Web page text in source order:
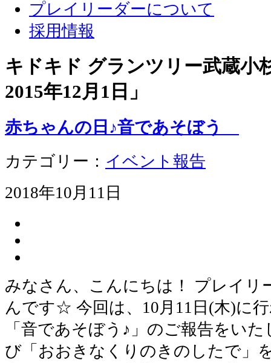
プレイリーダーについて
採用情報
キドキド グランツリー武蔵
2015年12月1日 」
赤ちゃんの日♪音であそぼう
カテゴリー： イベント報告
2018年10月11日
みなさん、こんにちは！ プレイリ
んです☆ 今回は、10月11日(木)に
「音であそぼう♪」のご報告をい
び「おおきなくりのきのしたで」